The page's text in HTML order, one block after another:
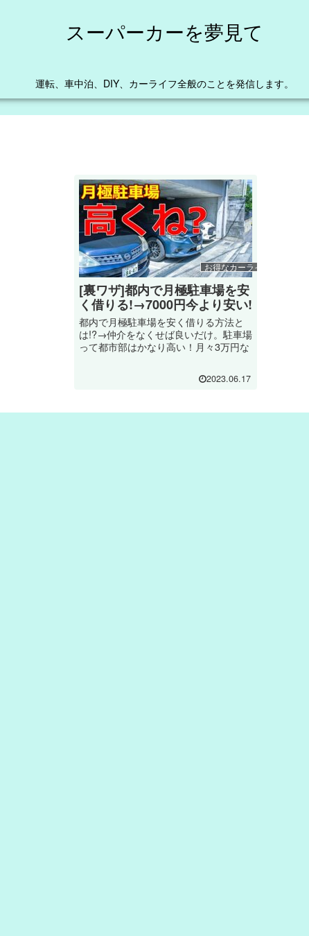
スーパーカーを夢見て
運転、車中泊、DIY、カーライフ全般のことを発信します。
お得なカーライフ
[裏ワザ]都内で月極駐車場を安
く借りる!→7000円今より安い!
都内で月極駐車場を安く借りる方法と
は!?→仲介をなくせば良いだけ。駐車場
って都市部はかなり高い！月々3万円な
しで探す方法を解説します。2023.06.17